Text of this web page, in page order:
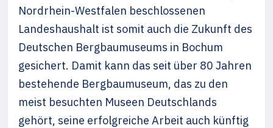
Nordrhein-Westfalen beschlossenen
Landeshaushalt ist somit auch die Zukunft des
Deutschen Bergbaumuseums in Bochum
gesichert. Damit kann das seit über 80 Jahren
bestehende Bergbaumuseum, das zu den
meist besuchten Museen Deutschlands
gehört, seine erfolgreiche Arbeit auch künftig